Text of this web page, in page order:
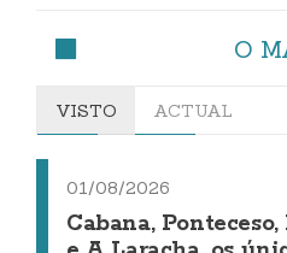
O
VISTO ACTUAL
01/08/2026
Cabana,